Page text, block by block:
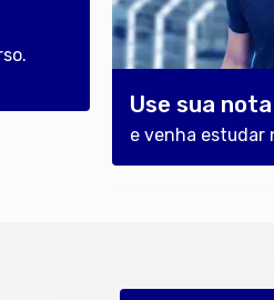
Use sua
e venha estudar